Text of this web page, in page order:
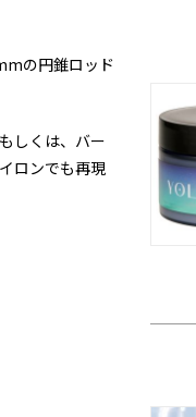
の円錐ロッド
しくは、バー
ロンでも再現